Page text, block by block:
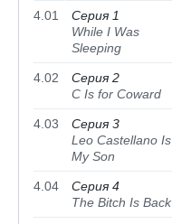
4.01
Серия 1
While I Was
Sleeping
4.02
Серия 2
C Is for Coward
4.03
Серия 3
Leo Castellano Is
My Son
4.04
Серия 4
The Bitch Is Back